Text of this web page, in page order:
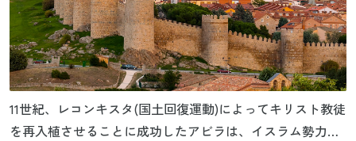
11世紀、レコンキスタ(国土回復運動)によってキリスト教徒
を再入植させることに成功したアビラは、イスラム勢力か